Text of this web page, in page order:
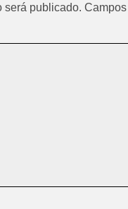
será publicado.